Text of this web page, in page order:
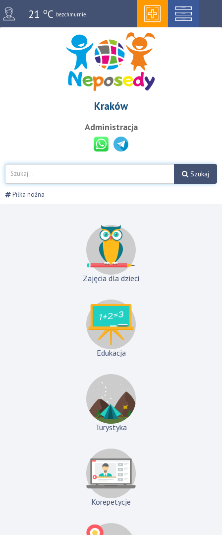
21oC bezchmurnie
Kraków
Administracja
Szukaj
Piłka nożna
Zajęcia dla dzieci
Edukacja
Turystyka
Korepetycje